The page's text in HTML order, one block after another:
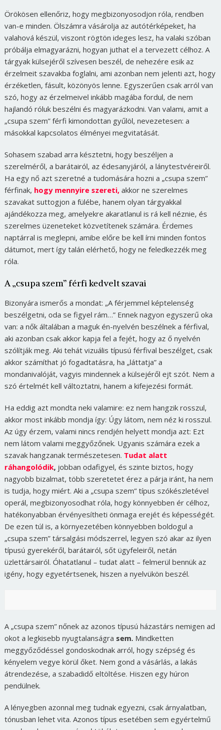
Örökösen ellenőriz, hogy megbizonyosodjon róla, rendben
van-e minden. Ölszámra vásárolja az autótérképeket, ha
valahová készül, viszont rögtön ideges lesz, ha valaki szóban
próbálja elmagyarázni, hogyan juthat el a tervezett célhoz. A
tárgyak külsejéről szívesen beszél, de nehezére esik az
érzelmeit szavakba foglalni, ami azonban nem jelenti azt, hogy
érzéketlen, fásult, közönyös lenne. Egyszerűen csak arról van
szó, hogy az érzelmeivel inkább magába fordul, de nem
hajlandó róluk beszélni és magyarázkodni. Van valami, amit a
„csupa szem” férfi kimondottan gyűlöl, nevezetesen: a
másokkal kapcsolatos élményei megvitatását.
Sohasem szabad arra késztetni, hogy beszéljen a
szerelméről, a barátairól, az édesanyjáról, a lánytestvéreiről.
Ha egy nő azt szeretné a tudomására hozni a „csupa szem”
férfinak, hogy mennyire szereti,akkor ne szerelmes
szavakat suttogjon a fülébe, hanem olyan tárgyakkal
ajándékozza meg, amelyekre akaratlanul is rá kell néznie, és
szerelmes üzeneteket közvetítenek számára. Érdemes
naptárral is meglepni, amibe előre be kell írni minden fontos
dátumot, mert így talán elérhető, hogy ne feledkezzék meg
róla.
A „csupa szem” férfi kedvelt szavai
Bizonyára ismerős a mondat: „A férjemmel képtelenség
beszélgetni, oda se figyel rám…”Ennek nagyon egyszerű oka
van: a nők általában a maguk én-nyelvén beszélnek a férfival,
aki azonban csak akkor kapja fel a fejét, hogy az ő nyelvén
szólítják meg. Aki tehát vizuális típusú férfival beszélget, csak
akkor számíthat jó fogadtatásra, ha „láttatja” a
mondanivalóját, vagyis mindennek a külsejéről ejt szót. Nem a
szó értelmét kell változtatni, hanem a kifejezési formát.
Ha eddig azt mondta neki valamire: ez nem hangzik rosszul,
akkor most inkább mondja így: Úgy látom, nem néz ki rosszul.
Az úgy érzem, valami nincs rendjén helyett mondja azt: Ezt
nem látom valami meggyőzőnek. Ugyanis számára ezek a
szavak hangzanak természetesen. Tudat alatt
ráhangolódik,jobban odafigyel, és szinte biztos, hogy
nagyobb bizalmat, több szeretetet érez a párja iránt, ha nem
is tudja, hogy miért. Aki a „csupa szem” típus szókészletével
operál, megbizonyosodhat róla, hogy könnyebben ér célhoz,
hatékonyabban érvényesítheti önmaga erejét és képességét.
De ezen túl is, a környezetében könnyebben boldogul a
„csupa szem” társalgási módszerrel, legyen szó akar az ilyen
típusú gyerekéről, barátairól, sőt ügyfeleiről, netán
üzlettársairól. Óhatatlanul – tudat alatt – felmerül bennük az
igény, hogy egyetértsenek, hiszen a nyelvükön beszél.
A „csupa szem” nőnek az azonos típusú házastárs nemigen ad
okot a legkisebb nyugtalanságra sem.Mindketten
meggyőződéssel gondoskodnak arról, hogy szépség és
kényelem vegye körül őket. Nem gond a vásárlás, a lakás
átrendezése, a szabadidő eltöltése. Hiszen egy húron
pendülnek.
A lényegben azonnal meg tudnak egyezni, csak árnyalatban,
tónusban lehet vita. Azonos típus esetében sem egyértelmű